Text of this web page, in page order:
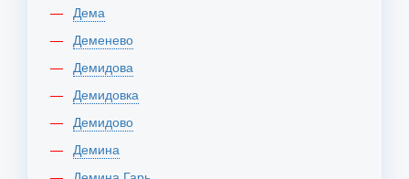
Дема
Деменево
Демидова
Демидовка
Демидово
Демина